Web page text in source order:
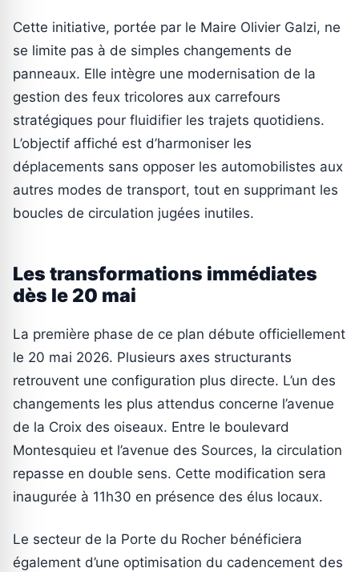
Cette initiative, portée par le Maire Olivier Galzi, ne
se limite pas à de simples changements de
panneaux. Elle intègre une modernisation de la
gestion des feux tricolores aux carrefours
stratégiques pour fluidifier les trajets quotidiens.
L’objectif affiché est d’harmoniser les
déplacements sans opposer les automobilistes aux
autres modes de transport, tout en supprimant les
boucles de circulation jugées inutiles.
Les transformations immédiates
dès le 20 mai
La première phase de ce plan débute officiellement
le 20 mai 2026. Plusieurs axes structurants
retrouvent une configuration plus directe. L’un des
changements les plus attendus concerne l’avenue
de la Croix des oiseaux. Entre le boulevard
Montesquieu et l’avenue des Sources, la circulation
repasse en double sens. Cette modification sera
inaugurée à 11h30 en présence des élus locaux.
Le secteur de la Porte du Rocher bénéficiera
également d’une optimisation du cadencement des